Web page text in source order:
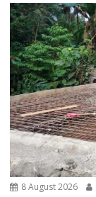
8 August 2026